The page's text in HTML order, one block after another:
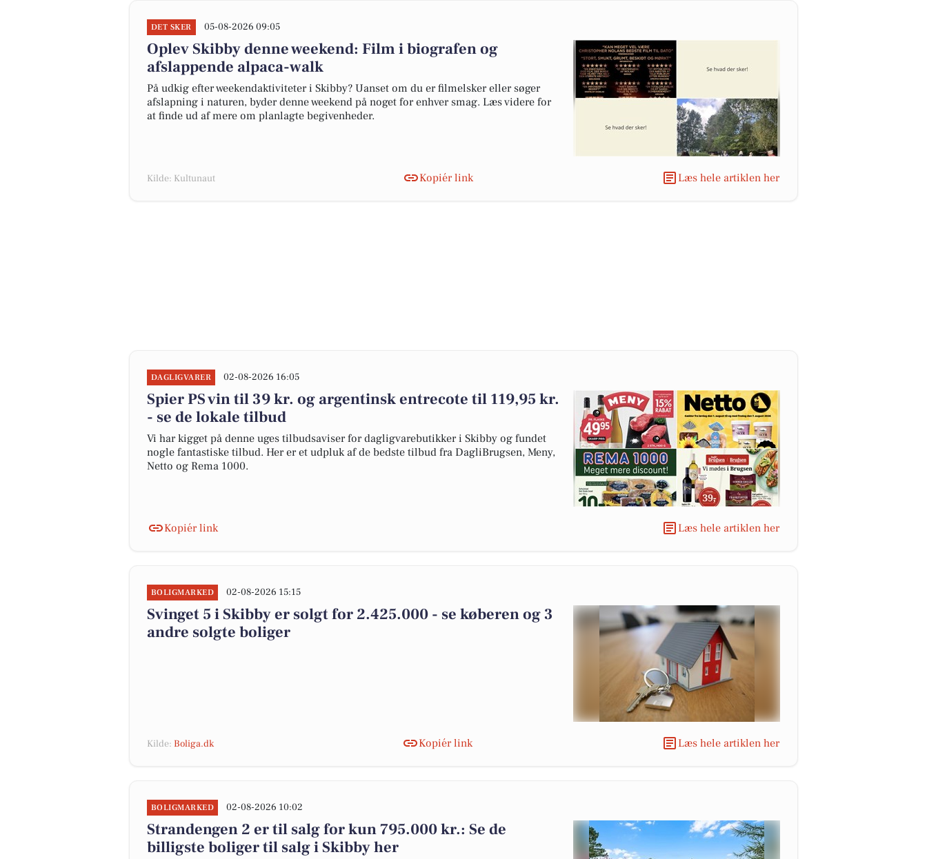
DET SKER 05-08-2026 09:05
Oplev Skibby denne weekend: Film i biografen og
afslappende alpaca-walk
På udkig efter weekendaktiviteter i Skibby? Uanset om du er filmelsker eller søger
afslapning i naturen, byder denne weekend på noget for enhver smag. Læs videre for
at finde ud af mere om planlagte begivenheder.
Kilde: Kultunaut Kopiér link Læs hele artiklen her
DAGLIGVARER 02-08-2026 16:05
Spier PS vin til 39 kr. og argentinsk entrecote til 119,95 kr.
- se de lokale tilbud
Vi har kigget på denne uges tilbudsaviser for dagligvarebutikker i Skibby og fundet
nogle fantastiske tilbud. Her er et udpluk af de bedste tilbud fra DagliBrugsen, Meny,
Netto og Rema 1000.
Kopiér link Læs hele artiklen her
BOLIGMARKED 02-08-2026 15:15
Svinget 5 i Skibby er solgt for 2.425.000 - se køberen og 3
andre solgte boliger
Kilde: Boliga.dk Kopiér link Læs hele artiklen her
BOLIGMARKED 02-08-2026 10:02
Strandengen 2 er til salg for kun 795.000 kr.: Se de
billigste boliger til salg i Skibby her